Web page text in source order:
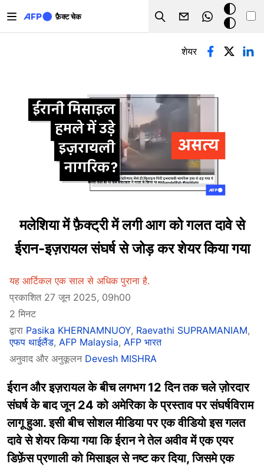
फ़ैक्ट चेक
Search
डार्क
मोड
प्राथमिक टैब्स
शेयर
मलेशिया में फ़ैक्ट्री में लगी आग को गलत दावे से
ईरान-इज़रायल संघर्ष से जोड़ कर शेयर किया गया
यह आर्टिकल एक साल से अधिक पुराना है.
प्रकाशित 27 जून 2025, 09h00
2 मिनट
द्वारा Pasika KHERNAMNUOY, Raevathi SUPRAMANIAM,
एफप थाईलैंड, AFP Malaysia, AFP भारत
अनुवाद और अनुकूलन Devesh MISHRA
ईरान और इज़रायल के बीच लगभग 12 दिन तक चले ज़ोरदार
संघर्ष के बाद जून 24 को अमेरिका के प्रस्ताव पर संघर्षविराम
लागू हुआ. इसी बीच सोशल मीडिया पर एक वीडियो इस गलत
दावे से शेयर किया गया कि ईरान ने तेल अवीव में एक एयर
डिफ़ेंस प्रणाली को मिसाइल से नष्ट कर दिया, जिसमे एक